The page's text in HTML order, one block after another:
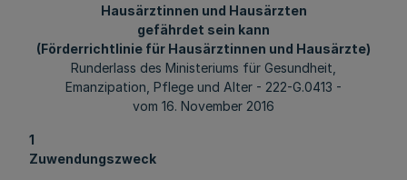
Hausärztinnen und Hausärzten
gefährdet sein kann
(Förderrichtlinie für Hausärztinnen und Hausärzte)
Runderlass des Ministeriums für Gesundheit,
Emanzipation, Pflege und Alter - 222-G.0413 -
vom 16. November 2016
1
Zuwendungszweck